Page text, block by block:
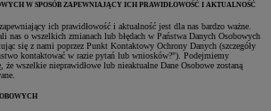
W SPOSÓB ZAPEWNIAJĄCY ICH PRAWIDŁOWOŚĆ I AKTUALNOŚĆ
ich prawidłowość i aktualność jest dla nas bardzo ważne.
nas o wszelkich zmianach lub błędach w Państwa Danych Osobowych
się z nami poprzez Punkt Kontaktowy Ochrony Danych (szczegóły
kontaktować w razie pytań lub wniosków?"). Podejmiemy
wszelkie nieprawidłowe lub nieaktualne Dane Osobowe zostaną